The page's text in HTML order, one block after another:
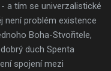
a tím se univerzalistické
není problém existence
Boha-Stvořitele,
duch Spenta
spojení mezi